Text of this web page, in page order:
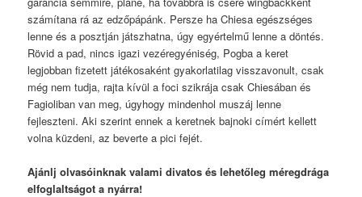
számítana rá az edzőpápánk. Persze ha Chiesa egészséges
lenne és a posztján játszhatna, úgy egyértelmű lenne a döntés.
Rövid a pad, nincs igazi vezéregyéniség, Pogba a keret
legjobban fizetett játékosaként gyakorlatilag visszavonult, csak
még nem tudja, rajta kívül a foci szikrája csak Chiesában és
Fagioliban van meg, úgyhogy mindenhol muszáj lenne
fejleszteni. Aki szerint ennek a keretnek bajnoki címért kellett
volna küzdeni, az beverte a pici fejét.
Ajánlj olvasóinknak valami divatos és lehetőleg méregdrága
elfoglaltságot a nyárra!